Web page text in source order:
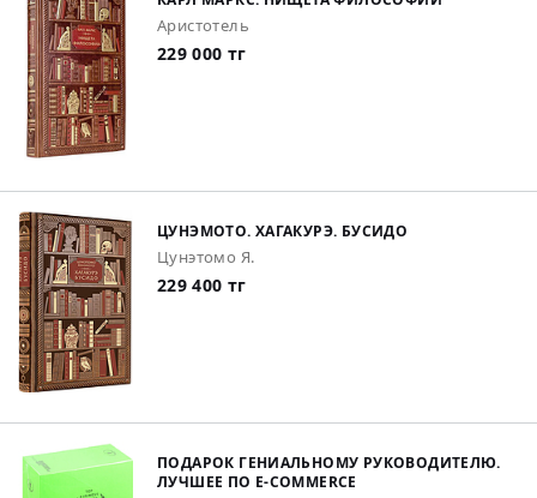
Аристотель
229 000 тг
ЦУНЭМОТО. ХАГАКУРЭ. БУСИДО
Цунэтомо Я.
229 400 тг
ПОДАРОК ГЕНИАЛЬНОМУ РУКОВОДИТЕЛЮ.
ЛУЧШЕЕ ПО E-COMMERCE